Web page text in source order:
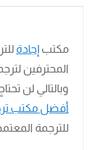
مكتب إجادة
المحترفين
وبالتالي لن
أفضل مكتب
للترجمة